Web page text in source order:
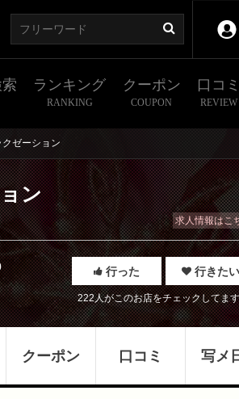
ランキング
RANKING
クーポン
COUPON
口コミ
REVIEW
ゼーション
ン
行った 行きたい
222人がこのお店をチェックしてま
求人情報はこ
クーポン 口コミ 写メ